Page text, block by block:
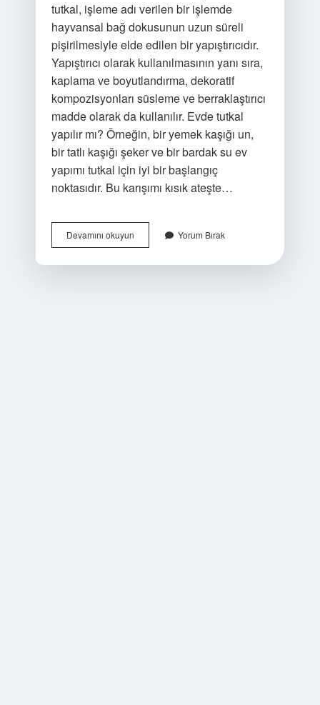
tutkal, işleme adı verilen bir işlemde
hayvansal bağ dokusunun uzun süreli
pişirilmesiyle elde edilen bir yapıştırıcıdır.
Yapıştırıcı olarak kullanılmasının yanı sıra,
kaplama ve boyutlandırma, dekoratif
kompozisyonları süsleme ve berraklaştırıcı
madde olarak da kullanılır. Evde tutkal
yapılır mı? Örneğin, bir yemek kaşığı un,
bir tatlı kaşığı şeker ve bir bardak su ev
yapımı tutkal için iyi bir başlangıç ​​
noktasıdır. Bu karışımı kısık ateşte…
Devamını okuyunHayvansal
Tutkal
Yorum Bırak